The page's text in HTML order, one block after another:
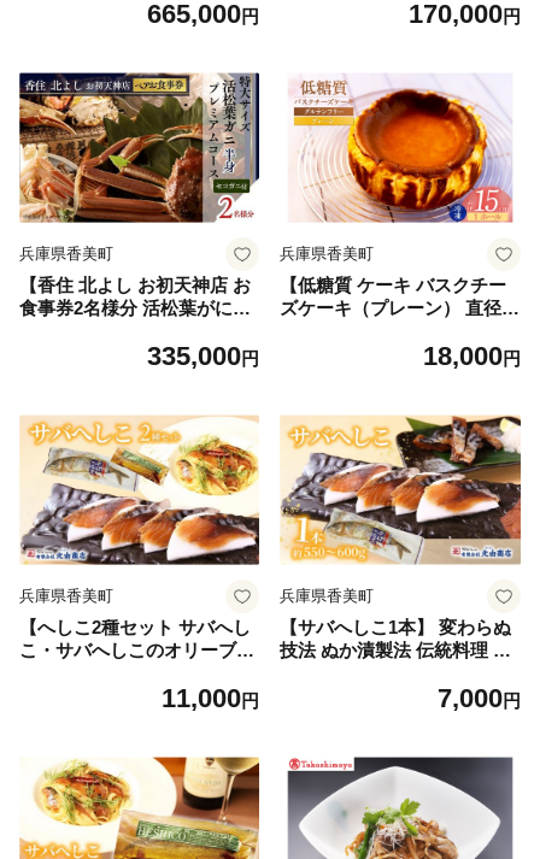
ニ(香箱ガニ)付き） 】ズワイ
し かにすき 蟹スキ 鍋 お鍋
かにみそ ふるさと納税 大阪
梅田 兵庫県 香美町 香住 食事
券 北由商店 44-16
665,000円
ニ(香箱ガニ)付き） 】松葉が
かにすき 蟹スキ 鍋 お鍋 かに
みそ ふるさと納税 大阪 梅田
兵庫県 香美町 香住 食事券 北
由商店 44-09
170,000円
兵庫県香美町
【香住 北よし お初天神店 お
食事券2名様分 活松葉がにプ
ニ(香箱ガニ)付き） 】ズワイ
し かにすき 蟹スキ 鍋 お鍋
かにみそ ふるさと納税 大阪
梅田 兵庫県 香美町 香住 食事
券 北由商店 44-17
335,000円
兵庫県香美町
【低糖質 ケーキ バスクチー
ズケーキ（プレーン） 直径1
イーツ お菓子 グルテンフリ
切不使用 低糖質 しっとり 甘
い 大人気 ふるさと納税 返礼
品 おすすめ お祝い 誕生日 記
念日 母の日 父の日 兵庫県 香
美町 低糖質 お菓子のお店 lov
ing 75-01
18,000円
兵庫県香美町
【へしこ2種セット サバへし
こ・サバへしこのオリーブオ
か漬製法 伝統料理 保存食品
の乗ったサバ 発酵 海鮮 糠漬
け 熟成 おつまみ 酒の肴 ふる
さと納税 兵庫県 香美町 香住
北由商店 44-03
11,000円
兵庫県香美町
【サバへしこ1本】 変わらぬ
技法 ぬか漬製法 伝統料理 保
お酒のおつまみ パスタと和え
ふるさと納税 兵庫県 香美町
香住 北由商店 44-04
7,000円